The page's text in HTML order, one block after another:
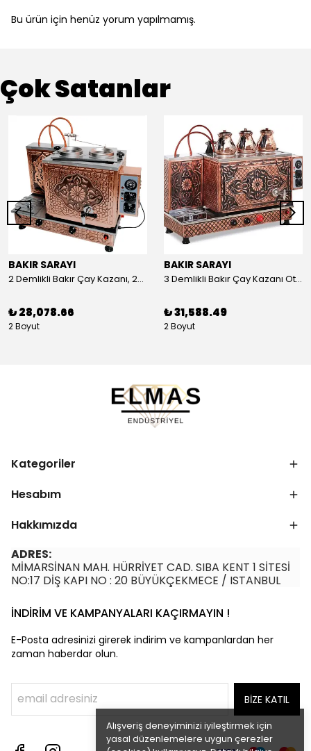
Alışveriş deneyiminizi iyileştirmek için
yasal düzenlemelere uygun çerezler
Bu ürün için henüz yorum yapılmamış.
Çok Satanlar
BAKIR SARAYI
2 Demlikli Bakır Çay Kazanı, 25 Litre
₺ 28,078.66
2 Boyut
BAKIR SARAYI
3 Demlikli Bakır Çay Kazanı Otomatik, 30 Litre
₺ 31,588.49
2 Boyut
Kategoriler
Hesabım
Hakkımızda
ADRES:
MİMARSİNAN MAH. HÜRRİYET CAD. SIBA KENT 1 SİTESİ
NO:17 DİŞ KAPI NO : 20 BÜYÜKÇEKMECE / ISTANBUL
İNDİRİM VE KAMPANYALARI KAÇIRMAYIN !
E-Posta adresinizi girerek indirim ve kampanlardan her
zaman haberdar olun.
BİZE KATIL